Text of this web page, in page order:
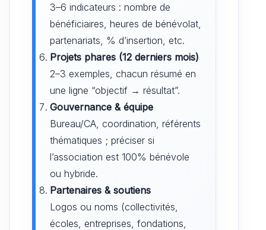
3–6 indicateurs : nombre de
bénéficiaires, heures de bénévolat,
partenariats, % d’insertion, etc.
Projets phares (12 derniers mois)
2–3 exemples, chacun résumé en
une ligne “objectif → résultat”.
Gouvernance & équipe
Bureau/CA, coordination, référents
thématiques ; préciser si
l’association est 100% bénévole
ou hybride.
Partenaires & soutiens
Logos ou noms (collectivités,
écoles, entreprises, fondations,